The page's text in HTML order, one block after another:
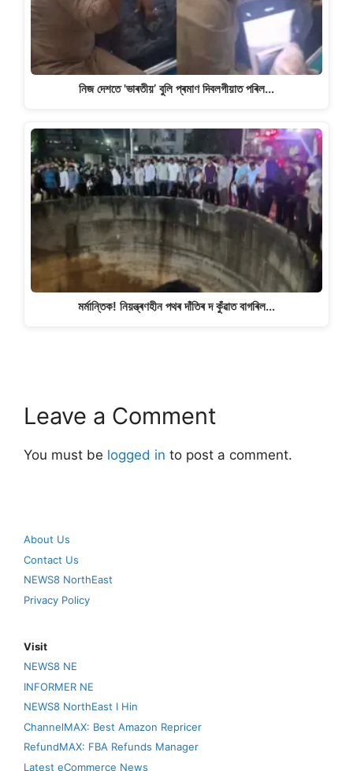
নিজ দেশতে 'ভাৰতীয়’ বুলি প্ৰমাণ দিবলগীয়াত পৰিল…
মৰ্মান্তিক! নিয়ন্ত্ৰণহীন পথৰ দাঁতিৰ দ কুঁৱাত বাগৰিল…
Leave a Comment
You must be logged in to post a comment.
About Us
Contact Us
NEWS8 NorthEast
Privacy Policy
Visit
NEWS8 NE
INFORMER NE
NEWS8 NorthEast I Hin
ChannelMAX: Best Amazon Repricer
RefundMAX: FBA Refunds Manager
Latest eCommerce News